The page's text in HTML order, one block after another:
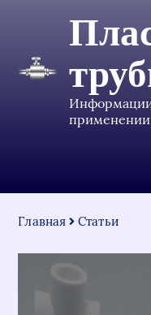
применении
Главная Статьи